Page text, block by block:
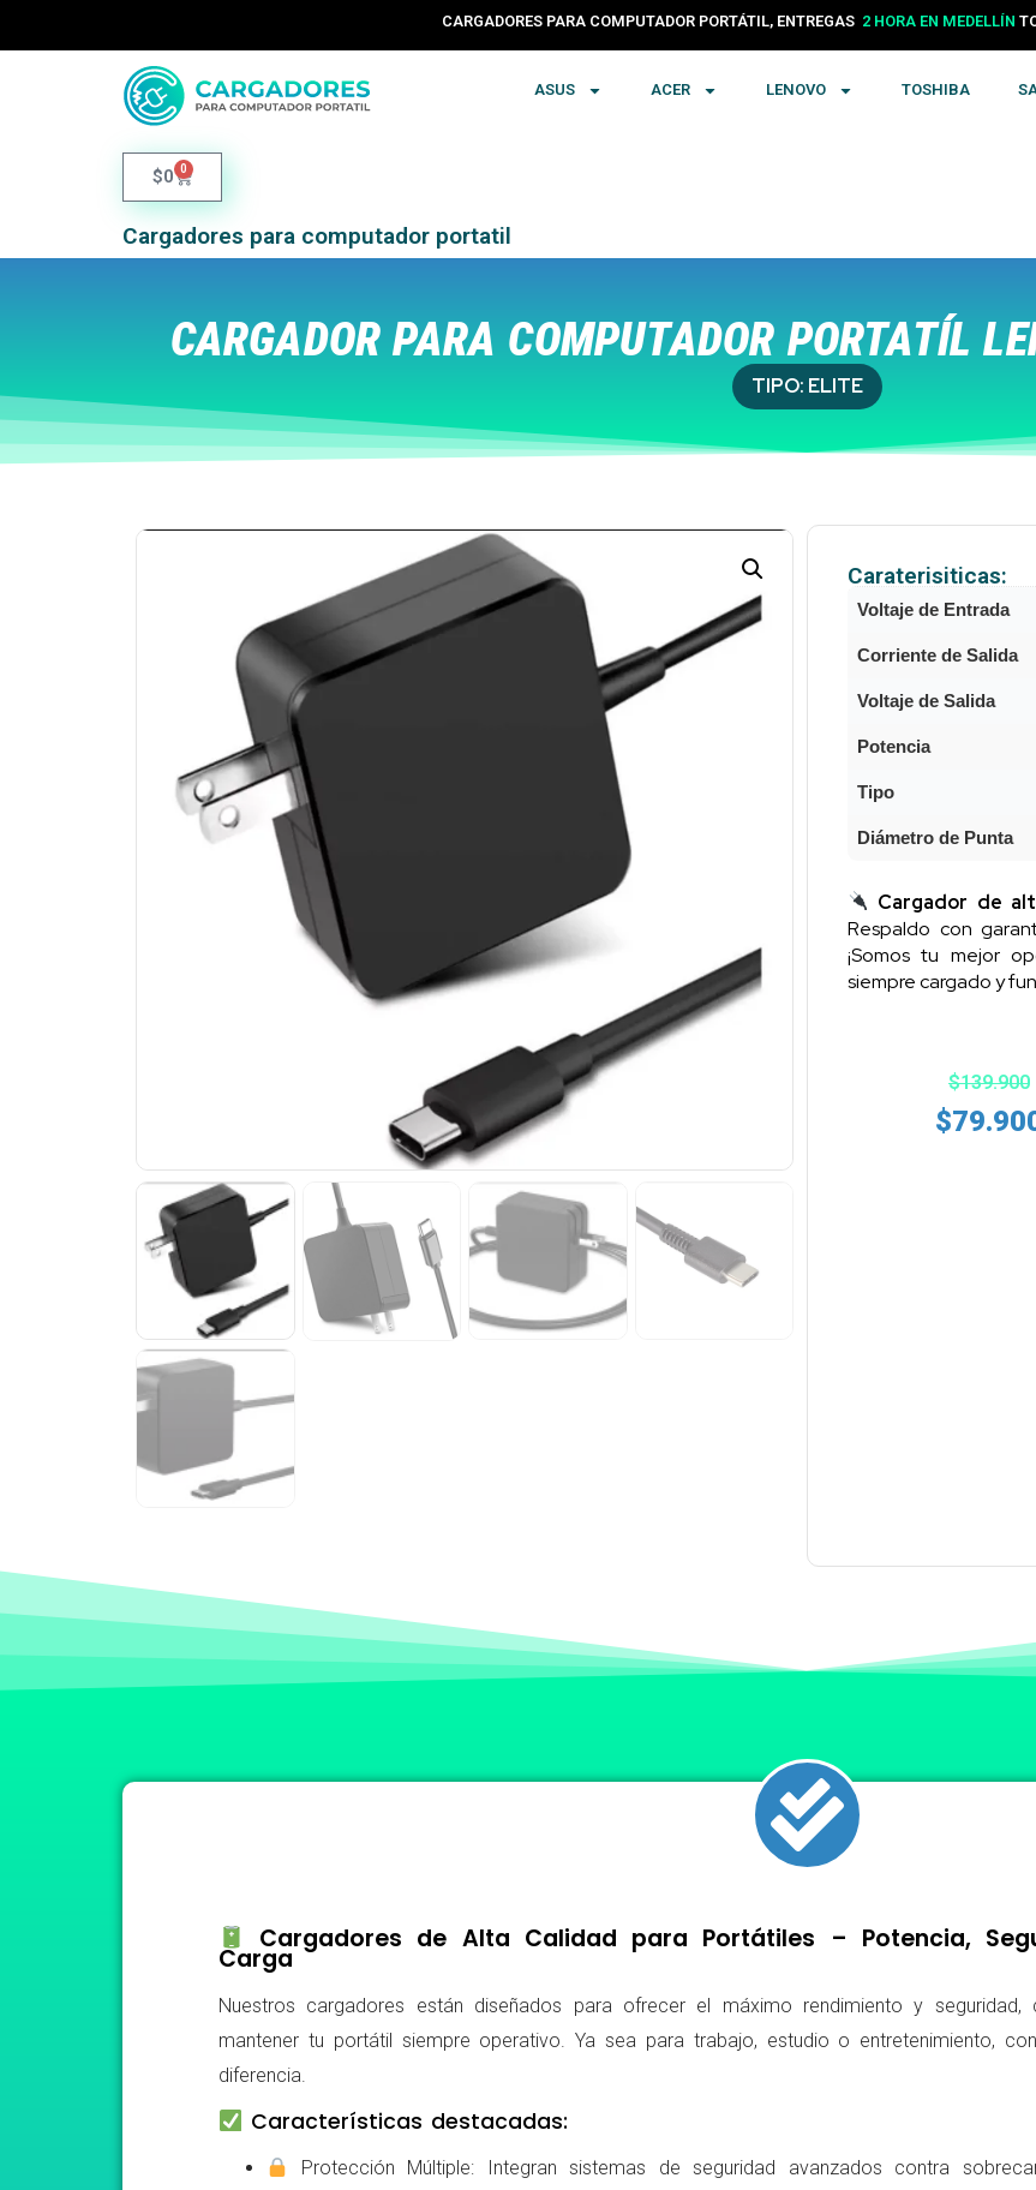
CARGADORES PARA COMPUTADOR PORTÁTIL, ENTREGAS 2 HORA EN MEDELLÍN
24 HORAS EN COLOMBIA
ASUS ACER LENOVO TOSHIBA
$0 0
Cargadores para computador portatil
CARGADOR PARA COMPUTADOR PORTATÍL
TIPO: ELITE
Caraterisiticas:
Voltaje de Entrada
Corriente de Salida
Voltaje de Salida
Potencia
Tipo
Diámetro de Punta
Cargador de
Respaldo con
¡Somos tu mejor
siempre cargado y
$139.900
$
Cargadores de Alta Calidad para Portátiles – Potencia,
Carga
Nuestros cargadores están diseñados para ofrecer el máximo rendimiento y
mantener tu portátil siempre operativo. Ya sea para trabajo, estudio o entretenimiento,
diferencia.
Características destacadas:
Protección Múltiple: Integran sistemas de seguridad avanzados contra